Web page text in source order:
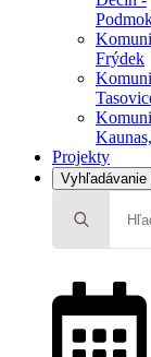
Frýdek
Projekty
Vyhľadávanie
for: